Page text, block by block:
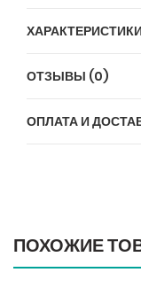
ОТЗЫВЫ (0)
ОПЛАТА И
ПОХОЖИЕ